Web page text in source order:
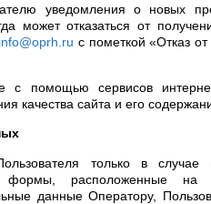
уведомления о новых
может отказаться от
info@oprh.ru с пометкой «Отказ
помощью сервисов
качества сайта и его
только в случае
формы, расположенные
данные Оператору,